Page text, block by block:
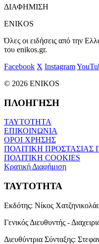
ΔΙΑΦΗΜΙΣΗ
ENIKOS
Όλες οι ειδήσεις από την
του enikos.gr.
Facebook X Instagram
© 2026 ENIKOS
ΠΛΟΗΓΗΣΗ
ΤΑΥΤΟΤΗΤΑ
ΕΠΙΚΟΙΝΩΝΙΑ
ΟΡΟΙ ΧΡΗΣΗΣ
ΠΟΛΙΤΙΚΗ
ΠΟΛΙΤΙΚΗ COOKIES
Κρατική Διαφήμιση
ΤΑΥΤΟΤΗΤΑ
Εκδότης: Νίκος
Γενικός Διευθυντής -
Διευθύντρια Σύνταξης: